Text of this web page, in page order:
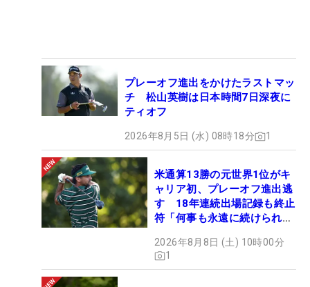
プレーオフ進出をかけたラストマッ
チ 松山英樹は日本時間7日深夜に
ティオフ
2026年8月5日 (水) 08時18分 1
米通算13勝の元世界1位がキ
ャリア初、プレーオフ進出逃
す 18年連続出場記録も終止
符「何事も永遠に続けられな
2026年8月8日 (土) 10時00分
1